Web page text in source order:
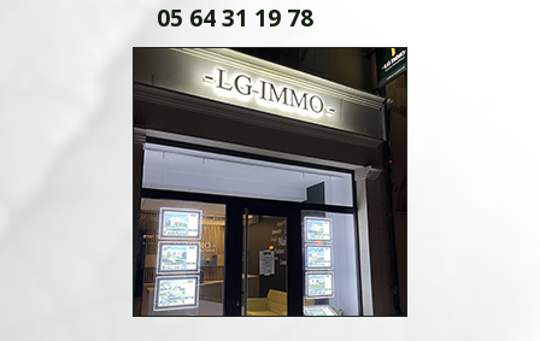
05 64 31 19 78